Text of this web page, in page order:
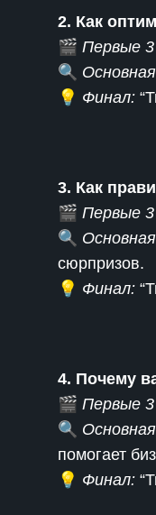
2. Как
🎬 Первые
🔍
💡 Финал:
3. Как
🎬 Первые
🔍
сюрпризов.
💡 Финал:
4. Почему
🎬 Первые
🔍
помогает
💡 Финал: